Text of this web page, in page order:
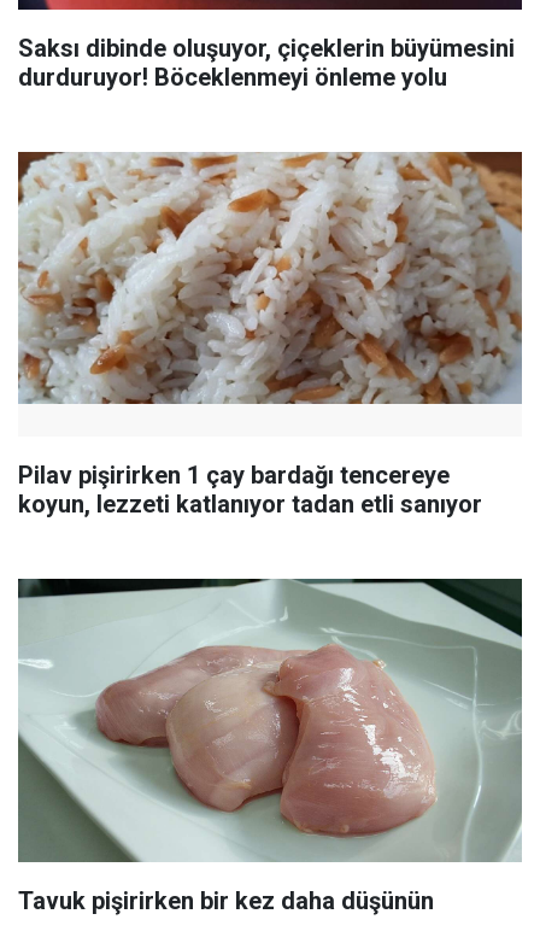
Saksı dibinde oluşuyor, çiçeklerin büyümesini
durduruyor! Böceklenmeyi önleme yolu
Pilav pişirirken 1 çay bardağı tencereye
koyun, lezzeti katlanıyor tadan etli sanıyor
Tavuk pişirirken bir kez daha düşünün